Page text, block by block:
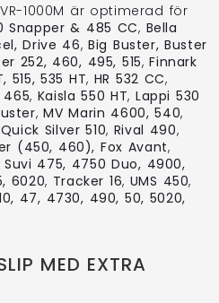
VR-1000M är optimerad för
Snapper & 485 CC, Bella
Drive 46,Big Buster, Buster
252, 460, 495, 515,Finnark
515, 535 HT, HR 532 CC,
465, Kaisla 550 HT,Lappi 530
,MV Marin 4600, 540,
Quick Silver 510, Rival 490,
(450, 460), Fox Avant,
Suvi 475, 4750 Duo, 4900,
6020, Tracker 16, UMS 450,
47, 4730, 490, 50, 5020,
MED EXTRA